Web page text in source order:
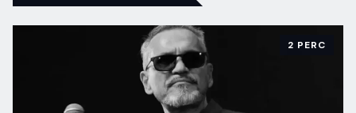
2 PERC